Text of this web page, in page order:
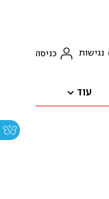
נגישות כניסה
עוד